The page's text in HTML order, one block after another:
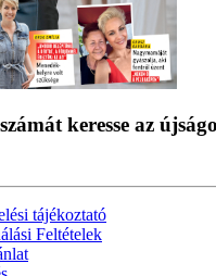
keresse az
tájékoztató
Feltételek